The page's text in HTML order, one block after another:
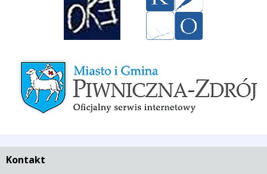
Miasto i Gmina Piwniczna-Zdrój
Kontakt